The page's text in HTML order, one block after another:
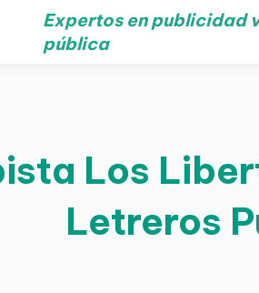
Expertos en publicidad
pública
Los
Letreros